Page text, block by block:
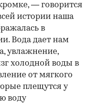
— говорится
истории наша
в
Вода дает нам
увлажнение,
холодной воды в
от мягкого
плещутся у
воду